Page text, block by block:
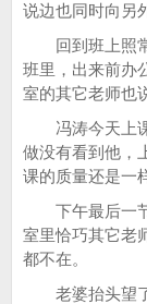
说边也同时向另
回到班上照常
班里，出来前办
室的其它老师也
冯涛今天上课
做没有看到他，
课的质量还是一
下午最后一节
室里恰巧其它老
都不在。
老婆抬头望了